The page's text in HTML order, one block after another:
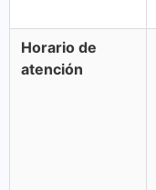
Horario de
atención